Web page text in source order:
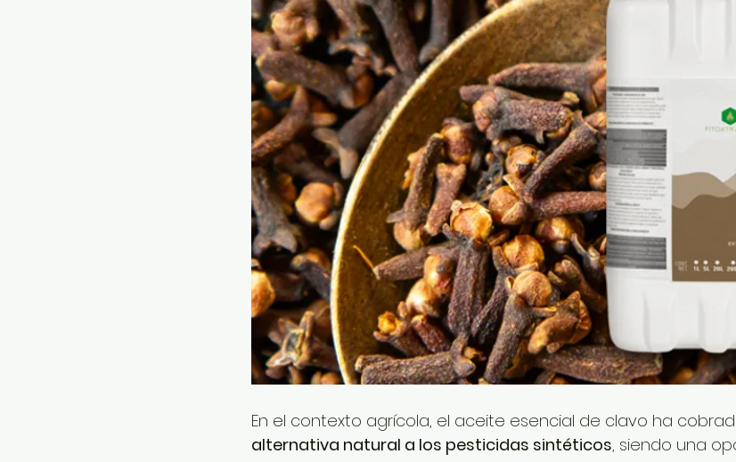
En el contexto agrícola, el aceite esencial de clavo ha
alternativa natural a los pesticidas sintéticos, siendo una